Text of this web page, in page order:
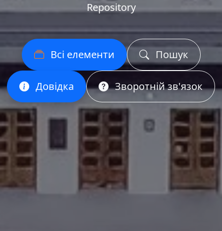
Repository
Всі елементи Пошук
Довідка Зворотній зв'язок